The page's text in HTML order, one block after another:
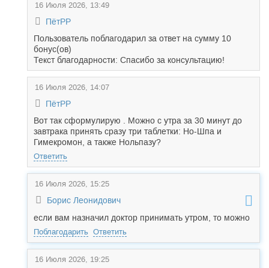
16 Июля 2026, 13:49
ПётРР
Пользователь поблагодарил за ответ на сумму 10
бонус(ов)
Текст благодарности: Спасибо за консультацию!
16 Июля 2026, 14:07
ПётРР
Вот так сформулирую . Можно с утра за 30 минут до
завтрака принять сразу три таблетки: Но-Шпа и
Гимекромон, а также Нольпазу?
Ответить
16 Июля 2026, 15:25
Борис Леонидович
если вам назначил доктор принимать утром, то можно
Поблагодарить Ответить
16 Июля 2026, 19:25